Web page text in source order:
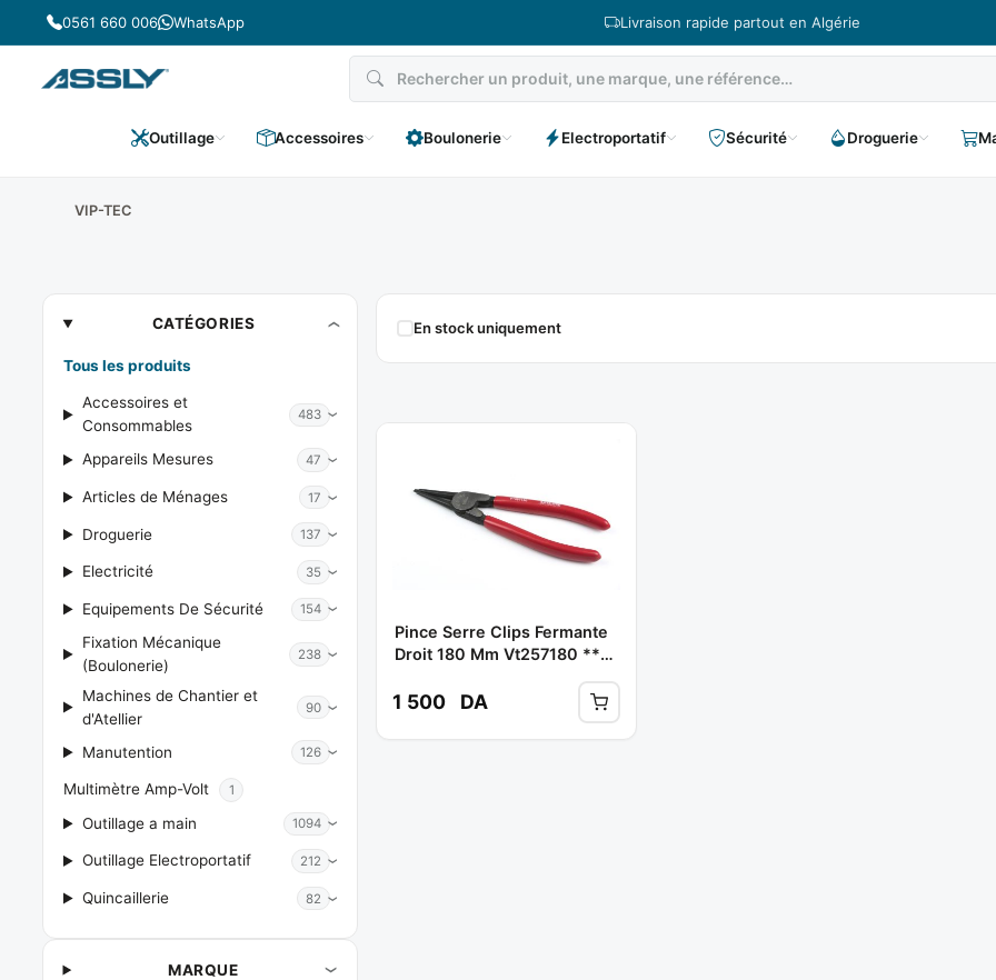
Passer
au
contenu
0561 660 006 WhatsApp Livraison rapide partout en Algérie
Outillage Accessoires Boulonerie Electroportatif Sécurité Droguerie
VIP-TEC
VIP-
CATÉGORIES
Tous les produits
Accessoires et
Consommables
483
Appareils Mesures 47
Articles de Ménages 17
Droguerie 137
Electricité 35
Equipements De Sécurité 154
Fixation Mécanique
(Boulonerie)
238
Machines de Chantier et
d'Atellier
90
Manutention 126
Multimètre Amp-Volt 1
Outillage a main 1094
Outillage Electroportatif 212
Quincaillerie 82
MARQUE
En stock uniquement
Pince Serre Clips Fermante
Droit 180 Mm Vt257180 **
1 500 DA